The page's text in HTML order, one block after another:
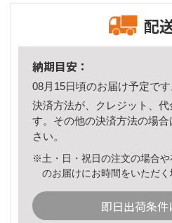
配
納期目安：
08月15日頃のお届け予定です
決済方法が、クレジット、
す。その他の決済方法の場合
さい。
※土・日・祝日の注文の場合
のお届けにお時間をいただく
即日出荷条件